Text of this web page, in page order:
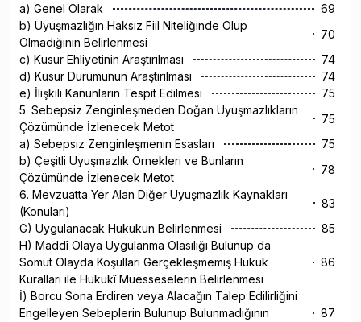
a) Genel Olarak
69
b) Uyuşmazlığın Haksız Fiil Niteliğinde Olup
Olmadığının Belirlenmesi
70
c) Kusur Ehliyetinin Araştırılması
74
d) Kusur Durumunun Araştırılması
74
e) İlişkili Kanunların Tespit Edilmesi
75
5. Sebepsiz Zenginleşmeden Doğan Uyuşmazlıkların
Çözümünde İzlenecek Metot
75
a) Sebepsiz Zenginleşmenin Esasları
75
b) Çeşitli Uyuşmazlık Örnekleri ve Bunların
Çözümünde İzlenecek Metot
78
6. Mevzuatta Yer Alan Diğer Uyuşmazlık Kaynakları
(Konuları)
83
G) Uygulanacak Hukukun Belirlenmesi
85
H) Maddî Olaya Uygulanma Olasılığı Bulunup da
Somut Olayda Koşulları Gerçekleşmemiş Hukuk
Kuralları ile Hukukî Müesseselerin Belirlenmesi
86
İ) Borcu Sona Erdiren veya Alacağın Talep Edilirliğini
Engelleyen Sebeplerin Bulunup Bulunmadığının
87